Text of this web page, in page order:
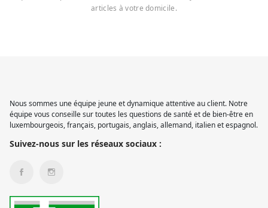
articles à votre domicile.
Nous sommes une équipe jeune et dynamique attentive au client. Notre
équipe vous conseille sur toutes les questions de santé et de bien-être en
luxembourgeois, français, portugais, anglais, allemand, italien et espagnol.
Suivez-nous sur les réseaux sociaux :